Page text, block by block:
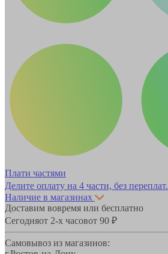
Плати частями
Делите оплату на 4 части, без переплат.
Наличие в магазинах
Доставим вовремя или бесплатно
Сегодняот 2-х часовот 90 ₽
Самовывоз из магазинов: